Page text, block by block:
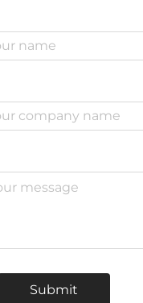
Submit